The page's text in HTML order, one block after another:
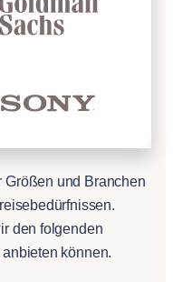
Größen und Branchen
den folgenden
können.